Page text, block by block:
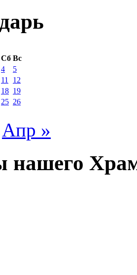
Сб Вс
4
5
11
12
18 19
25 26
Апр »
нашего